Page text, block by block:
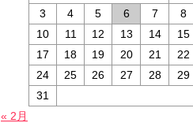
3
4 5 6 7 8
10
11 12 13 14 15
17
18 19 20 21 22
24
25 26 27 28 29
31
« 2月